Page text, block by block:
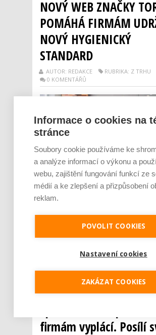
NOVÝ WEB ZNAČKY
POMÁHÁ FIRMÁM
NOVÝ HYGIENICKÝ
STANDARD
AUTOR: REDAKCE
RUBRIKA: Z TRHU
0 KOMENTÁŘŮ
Značka Tork spadající pod
nabízí nástroje a informace, které
potřebují k udržení nového
standardu. Spadá mezi ně i nová
stránka s poselstvím „Udržme nový
všezahrnující zdroj, který mohou
firmám vyplácí. Posílí
Informace o cookies na
stránce
Soubory cookie používáme ke
a analýze informací o výkonu a
webu, zajištění fungování funkcí ze
médií a ke zlepšení a přizpůsobení
reklam.
POVOLIT COOKIES
Nastavení cookies
ZAKÁZAT COOKIES